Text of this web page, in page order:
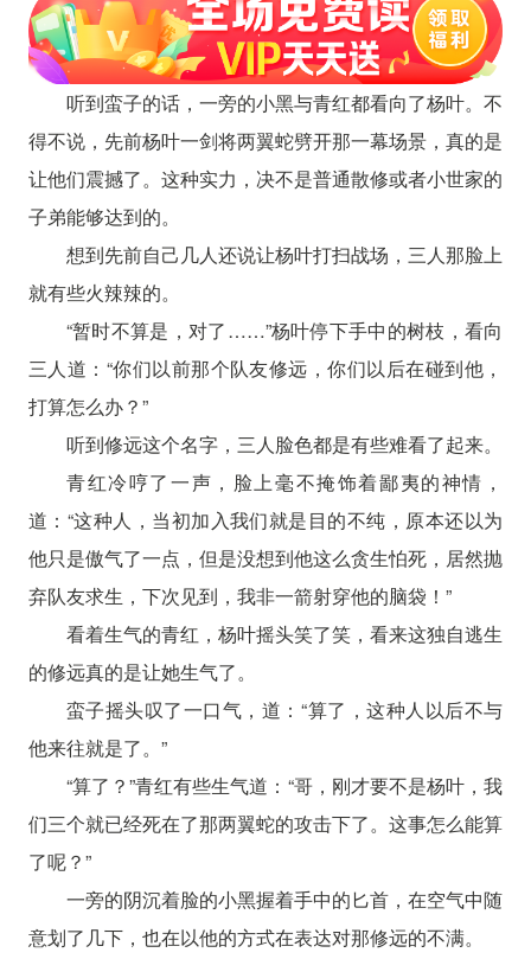
听到蛮子的话，一旁的小黑与青红都看向了杨叶。不
得不说，先前杨叶一剑将两翼蛇劈开那一幕场景，真的是
让他们震撼了。这种实力，决不是普通散修或者小世家的
子弟能够达到的。
想到先前自己几人还说让杨叶打扫战场，三人那脸上
就有些火辣辣的。
“暂时不算是，对了……”杨叶停下手中的树枝，看向
三人道：“你们以前那个队友修远，你们以后在碰到他，
打算怎么办？”
听到修远这个名字，三人脸色都是有些难看了起来。
青红冷哼了一声，脸上毫不掩饰着鄙夷的神情，
道：“这种人，当初加入我们就是目的不纯，原本还以为
他只是傲气了一点，但是没想到他这么贪生怕死，居然抛
弃队友求生，下次见到，我非一箭射穿他的脑袋！”
看着生气的青红，杨叶摇头笑了笑，看来这独自逃生
的修远真的是让她生气了。
蛮子摇头叹了一口气，道：“算了，这种人以后不与
他来往就是了。”
“算了？”青红有些生气道：“哥，刚才要不是杨叶，我
们三个就已经死在了那两翼蛇的攻击下了。这事怎么能算
了呢？”
一旁的阴沉着脸的小黑握着手中的匕首，在空气中随
意划了几下，也在以他的方式在表达对那修远的不满。